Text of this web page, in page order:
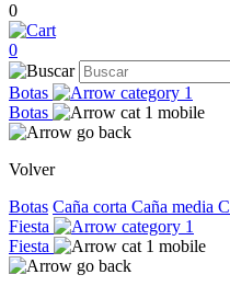
0
0
Botas
Botas
Volver
Botas Caña corta Caña media
Fiesta
Fiesta